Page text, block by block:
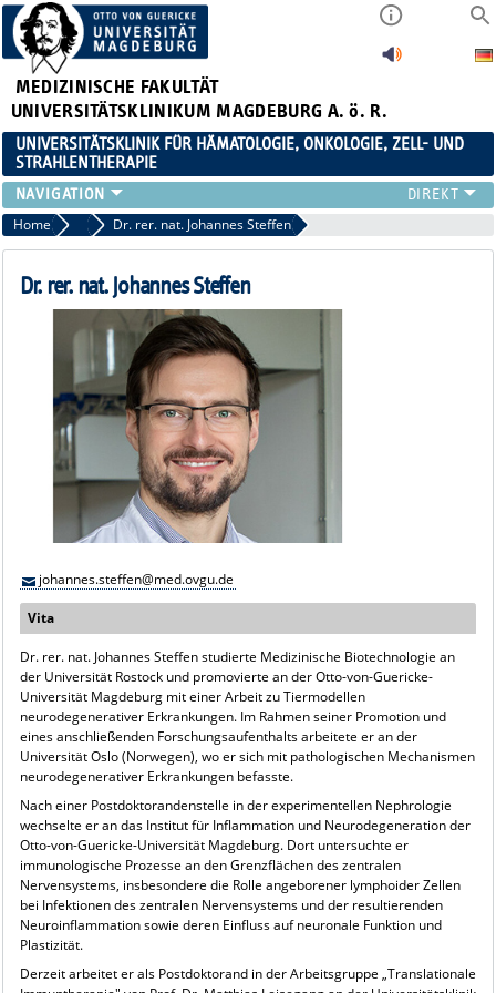
MEDIZINISCHE FAKULTÄT
UNIVERSITÄTSKLINIKUM MAGDEBURG A. ö. R.
UNIVERSITÄTSKLINIK FÜR HÄMATOLOGIE, ONKOLOGIE, ZELL- UND
STRAHLENTHERAPIE
KLINIK
TEAM
FORSCHUNG
STUDIEN
STELLENANGEBOTE
Home Wissenschaft
Dr. rer. nat. Johannes Steffen
Dr. rer. nat. Johannes Steffen
johannes.steffen@med.ovgu.de
Vita
Dr. rer. nat. Johannes Steffen studierte Medizinische Biotechnologie an
der Universität Rostock und promovierte an der Otto-von-Guericke-
Universität Magdeburg mit einer Arbeit zu Tiermodellen
neurodegenerativer Erkrankungen. Im Rahmen seiner Promotion und
eines anschließenden Forschungsaufenthalts arbeitete er an der
Universität Oslo (Norwegen), wo er sich mit pathologischen Mechanismen
neurodegenerativer Erkrankungen befasste.
Nach einer Postdoktorandenstelle in der experimentellen Nephrologie
wechselte er an das Institut für Inflammation und Neurodegeneration der
Otto-von-Guericke-Universität Magdeburg. Dort untersuchte er
immunologische Prozesse an den Grenzflächen des zentralen
Nervensystems, insbesondere die Rolle angeborener lymphoider Zellen
bei Infektionen des zentralen Nervensystems und der resultierenden
Neuroinflammation sowie deren Einfluss auf neuronale Funktion und
Plastizität.
Derzeit arbeitet er als Postdoktorand in der Arbeitsgruppe „Translationale